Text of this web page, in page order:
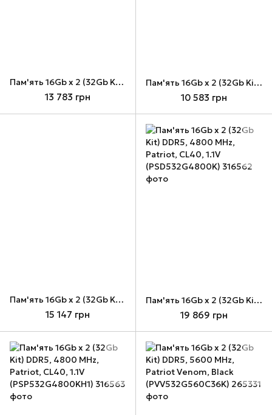
Пам'ять 16Gb x 2 (32Gb Kit) DDR4, 3200 MHz, Patriot Signature Line Premium, Black (PSP432G3200KH1)
13 783 грн
Пам'ять 16Gb x 2 (32Gb Kit) DDR4, 3200 MHz, Patriot Viper Steel, Black (PVS432G320C6K)
10 583 грн
Пам'ять 16Gb x 2 (32Gb Kit) DDR4, 3600 MHz, Patriot Viper Steel, Black (PVS432G360C8K)
15 147 грн
Пам'ять 16Gb x 2 (32Gb Kit) DDR5, 4800 MHz, Patriot, CL40, 1.1V (PSD532G4800K)
19 869 грн